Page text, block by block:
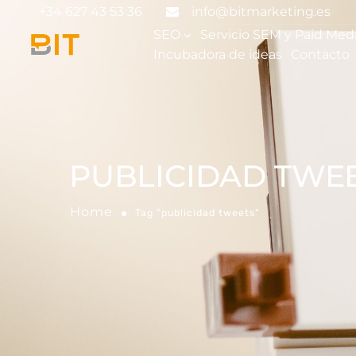
+34 627 43 53 36
info@bitmarketing.es
SEO
Servicio SEM y Paid
Incubadora de ideas
Contacto
PUBLICIDAD
Home Tag "publicidad tweets"